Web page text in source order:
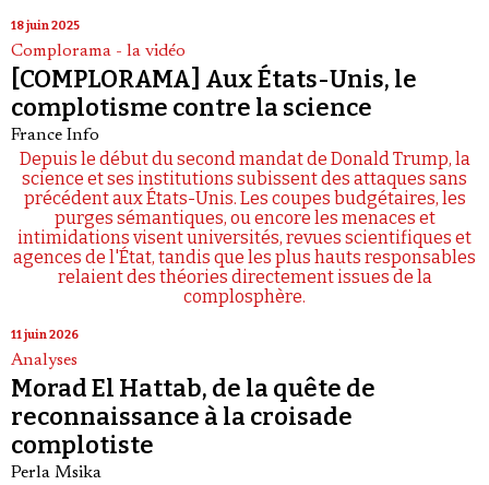
18 juin 2025
Complorama - la vidéo
[COMPLORAMA] Aux États-Unis, le
complotisme contre la science
France Info
Depuis le début du second mandat de Donald Trump, la
science et ses institutions subissent des attaques sans
précédent aux États-Unis. Les coupes budgétaires, les
purges sémantiques, ou encore les menaces et
intimidations visent universités, revues scientifiques et
agences de l'État, tandis que les plus hauts responsables
relaient des théories directement issues de la
complosphère.
11 juin 2026
Analyses
Morad El Hattab, de la quête de
reconnaissance à la croisade
complotiste
Perla Msika